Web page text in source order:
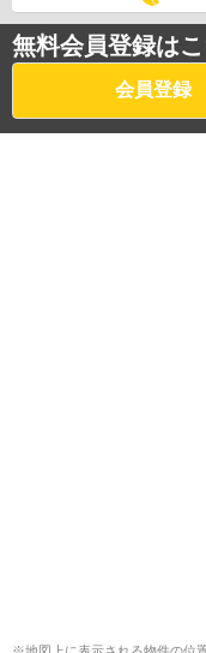
無料会員登録は
会員登録